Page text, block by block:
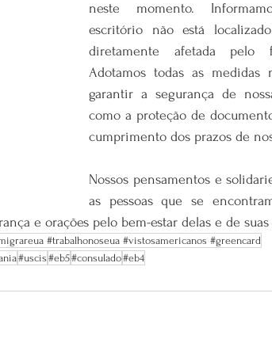
neste momento.
escritório não está
diretamente afetada pelo
Adotamos todas as medidas
garantir a segurança de
como a proteção de
cumprimento dos prazos de
Nossos pensamentos e
as pessoas que se
e orações pelo bem-estar delas e de
#trabalhonoseua #vistosamericanos #greencard
#uscis #eb5#consulado#eb4